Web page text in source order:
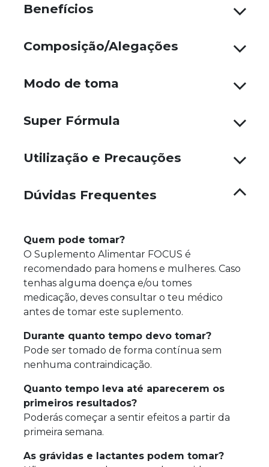
Benefícios
Composição/Alegações
Modo de toma
Super Fórmula
Utilização e Precauções
Dúvidas Frequentes
Quem pode tomar?
O Suplemento Alimentar FOCUS é
recomendado para homens e mulheres. Caso
tenhas alguma doença e/ou tomes
medicação, deves consultar o teu médico
antes de tomar este suplemento.
Durante quanto tempo devo tomar?
Pode ser tomado de forma contínua sem
nenhuma contraindicação.
Quanto tempo leva até aparecerem os
primeiros resultados?
Poderás começar a sentir efeitos a partir da
primeira semana.
As grávidas e lactantes podem tomar?